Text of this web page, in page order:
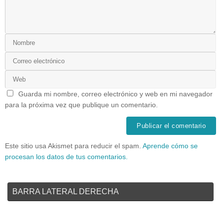
Guarda mi nombre, correo electrónico y web en mi navegador
para la próxima vez que publique un comentario.
Este sitio usa Akismet para reducir el spam. Aprende cómo se
procesan los datos de tus comentarios.
BARRA LATERAL DERECHA